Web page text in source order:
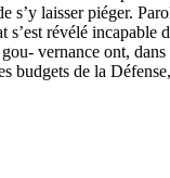
laisser piéger.
révélé incapable
vernance ont,
budgets de la Défense,